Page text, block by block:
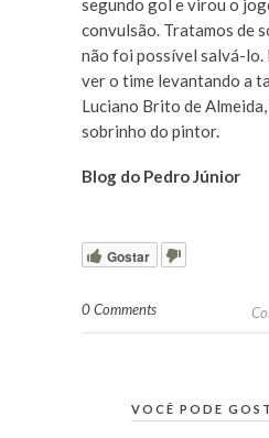
segundo gol e virou o
convulsão. Tratamos de
não foi possível salvá-lo.
ver o time levantando a
Luciano Brito de
sobrinho do pintor.
Blog do Pedro Júnior
Gostar
0 Comments
VOCÊ PODE